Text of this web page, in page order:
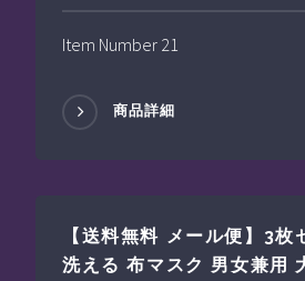
Item Number 21
商品詳細
【送料無料 メール便】3枚
洗える 布マスク 男女兼用